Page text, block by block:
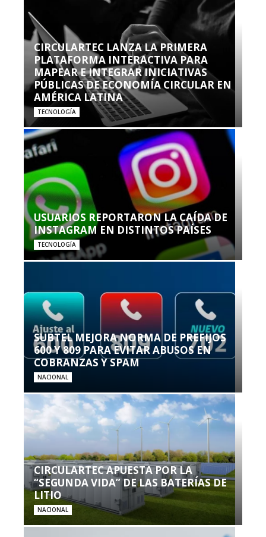
CIRCULARTEC LANZA LA PRIMERA
PLATAFORMA INTERACTIVA PARA
MAPEAR E INTEGRAR INICIATIVAS
PÚBLICAS DE ECONOMÍA CIRCULAR EN
AMÉRICA LATINA
TECNOLOGÍA
USUARIOS REPORTARON LA CAÍDA DE
INSTAGRAM EN DISTINTOS PAÍSES
TECNOLOGÍA
SUBTEL MEJORA NORMA DE PREFIJOS
600 Y 809 PARA EVITAR ABUSOS EN
COBRANZAS Y SPAM
NACIONAL
CIRCULARTEC APUESTA POR LA
“SEGUNDA VIDA” DE LAS BATERÍAS DE
LITIO
NACIONAL